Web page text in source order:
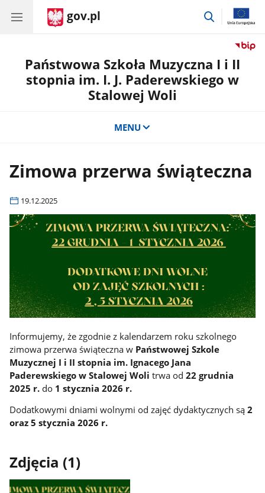
gov.pl
przejdź
Państwowa Szkoła Muzyczna I i II
stopnia im. I. J. Paderewskiego w
Stalowej Woli
MENU
Zimowa przerwa świąteczna
19.12.2025
Informujemy, że zgodnie z kalendarzem roku szkolnego
zimowa przerwa świąteczna w Państwowej Szkole
Muzycznej I i II stopnia im. Ignacego Jana
Paderewskiego w Stalowej Woli trwa od22 grudnia
2025 r. do 1 stycznia 2026 r.
Dodatkowymi dniami wolnymi od zajęć dydaktycznych są2
oraz 5 stycznia 2026 r.
Zdjęcia (1)